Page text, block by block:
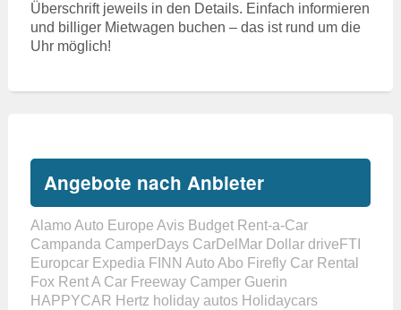
Überschrift jeweils in den Details. Einfach informieren
und billiger Mietwagen buchen – das ist rund um die
Uhr möglich!
Angebote nach Anbieter
Alamo Auto Europe Avis Budget Rent-a-Car
Campanda CamperDays CarDelMar Dollar driveFTI
Europcar Expedia FINN Auto Abo Firefly Car Rental
Fox Rent A Car Freeway Camper Guerin
HAPPYCAR Hertz holiday autos Holidaycars